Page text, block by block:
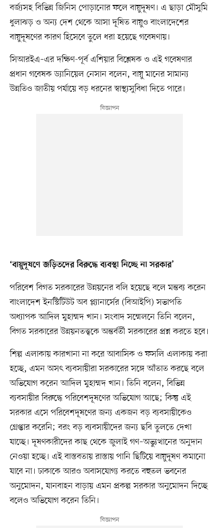
বর্জ্যসহ বিভিন্ন জিনিস পোড়ানোর ফলে বায়ুদূষণ। এ ছাড়া মৌসুমি
ধুলাঝড় ও অন্য দেশ থেকে আসা দূষিত বায়ুও বাংলাদেশের
বায়ুদূষণের কারণ হিসেবে তুলে ধরা হয়েছে গবেষণায়।
সিআরইএ–এর দক্ষিণ-পূর্ব এশিয়ার বিশ্লেষক ও এই গবেষণার
প্রধান গবেষক ড্যানিয়েল নেসান বলেন, বায়ু মানের সামান্য
উন্নতিও জাতীয় পর্যায়ে বড় ধরনের স্বাস্থ্যসুবিধা দিতে পারে।
‘বায়ুদূষণে জড়িতদের বিরুদ্ধে ব্যবস্থা নিচ্ছে না সরকার’
পরিবেশ বিগত সরকারের উন্নয়নের বলি হয়েছে বলে মন্তব্য করেন
বাংলাদেশ ইনস্টিটিউট অব প্ল্যানার্সের (বিআইপি) সভাপতি
অধ্যাপক আদিল মুহাম্মদ খান। সংবাদ সম্মেলনে তিনি বলেন,
বিগত সরকারের উন্নয়নতত্ত্বকে অন্তর্বর্তী সরকারের প্রশ্ন করতে হবে।
শিল্প এলাকায় কারখানা না করে আবাসিক ও ফসলি এলাকায় করা
হচ্ছে, এমন অসৎ ব্যবসায়ীরা সরকারের সঙ্গে আঁতাত করছে বলে
অভিযোগ করেন আদিল মুহাম্মদ খান। তিনি বলেন, বিভিন্ন
ব্যবসায়ীর বিরুদ্ধে পরিবেশদূষণের অভিযোগ আছে; কিন্তু এই
সরকার এসে পরিবেশদূষণের জন্য একজন বড় ব্যবসায়ীকেও
গ্রেপ্তার করেনি; বরং বড় ব্যবসায়ীদের জন্য ছবি তুলতে দেখা
যাচ্ছে। দূষণকারীদের কাছ থেকে জুলাই গণ–অভ্যুত্থানের অনুদান
নেওয়া হচ্ছে। এই বাস্তবতায় রাস্তায় পানি ছিটিয়ে বায়ুদূষণ কমানো
যাবে না। ঢাকাকে আরও অবাসযোগ্য করতে বহুতল ভবনের
অনুমোদন, যানবাহন বাড়ায় এমন প্রকল্প সরকার অনুমোদন দিচ্ছে
বলেও অভিযোগ করেন তিনি।